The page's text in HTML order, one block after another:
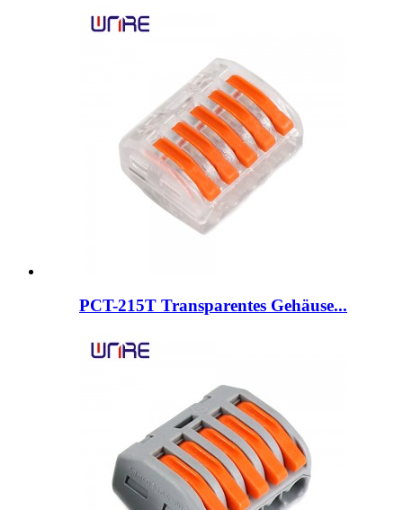
PCT-215T Transparentes Gehäuse...